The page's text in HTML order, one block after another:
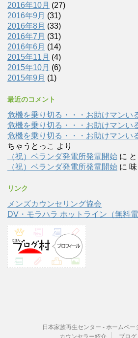
2016年10月 (27)
2016年9月 (31)
2016年8月 (33)
2016年7月 (31)
2016年6月 (14)
2015年11月 (4)
2015年10月 (6)
2015年9月 (1)
最近のコメント
危機を乗り切る・・・お助けマンい
危機を乗り切る・・・お助けマンい
危機を乗り切る・・・お助けマンい
ちゃうとっこ より
（祝）ベランダ発電所発電開始 に
（祝）ベランダ発電所発電開始 に
リンク
メンズカウンセリング協会
DV・モラハラ ホットライン（無料電
日本家族再生センター - ホームペー
カウンセラー紹介
ブログ